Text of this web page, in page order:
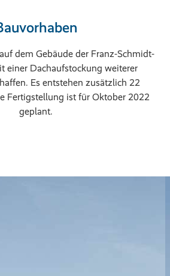
dem Gebäude der Franz-Schmidt-
einer Dachaufstockung weiterer
Es entstehen zusätzlich 22
Fertigstellung ist für Oktober 2022
geplant.